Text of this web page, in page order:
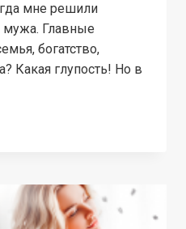
мне решили
мужа. Главные
богатство,
Какая глупость! Но в